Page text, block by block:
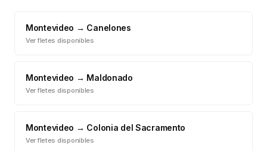
Montevideo → Canelones
Ver fletes disponibles
Montevideo → Maldonado
Ver fletes disponibles
Montevideo → Colonia del Sacramento
Ver fletes disponibles